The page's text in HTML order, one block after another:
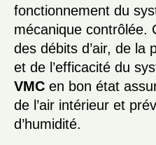
fonctionnement du
mécanique contrôlée.
des débits d’air, de la
et de l’efficacité du
VMC en bon état
de l’air intérieur et
d’humidité.